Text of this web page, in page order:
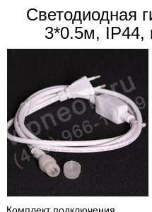
Светодиодная
3*0.5м, IP44,